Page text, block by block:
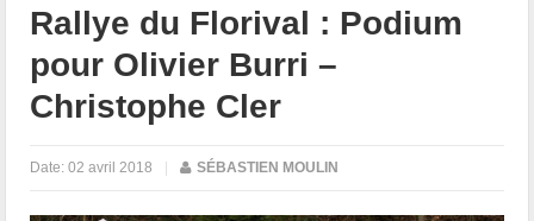
Rallye du Florival : Podium
pour Olivier Burri –
Christophe Cler
Date:02 avril 2018 | SÉBASTIEN MOULIN